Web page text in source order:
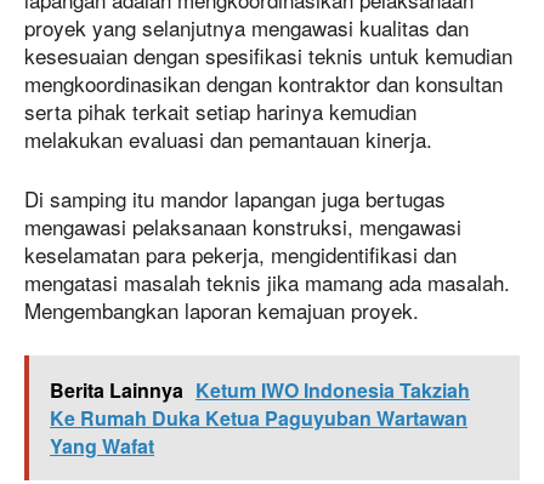
proyek yang selanjutnya mengawasi kualitas dan
kesesuaian dengan spesifikasi teknis untuk kemudian
mengkoordinasikan dengan kontraktor dan konsultan
serta pihak terkait setiap harinya kemudian
melakukan evaluasi dan pemantauan kinerja.
Di samping itu mandor lapangan juga bertugas
mengawasi pelaksanaan konstruksi, mengawasi
keselamatan para pekerja, mengidentifikasi dan
mengatasi masalah teknis jika mamang ada masalah.
Mengembangkan laporan kemajuan proyek.
Berita Lainnya Ketum IWO Indonesia Takziah
Ke Rumah Duka Ketua Paguyuban Wartawan
Yang Wafat